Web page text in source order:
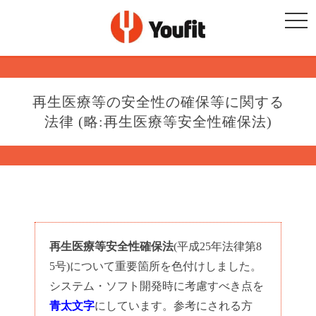
再生医療等の安全性の確保等に関する
法律 (略:再生医療等安全性確保法)
再生医療等安全性確保法(平成25年法律第8
5号)について重要箇所を色付けしました。
システム・ソフト開発時に考慮すべき点を
青太文字にしています。参考にされる方